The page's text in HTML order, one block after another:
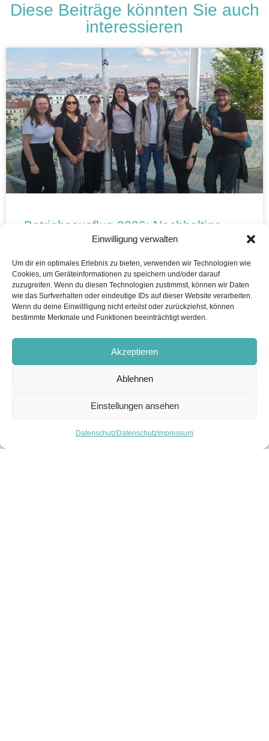
Einwilligung verwalten
Um dir ein optimales Erlebnis zu bieten, verwenden wir Technologien wie
Cookies, um Geräteinformationen zu speichern und/oder darauf
zuzugreifen. Wenn du diesen Technologien zustimmst, können wir Daten
wie das Surfverhalten oder eindeutige IDs auf dieser Website verarbeiten.
Wenn du deine Einwillligung nicht erteilst oder zurückziehst, können
bestimmte Merkmale und Funktionen beeinträchtigt werden.
Akzeptieren
Ablehnen
Einstellungen ansehen
DatenschutzDatenschutz Impressum
Diese Beiträge könnten Sie auch
interessieren
Betriebsausflug 2026: Nachhaltige
Schnitzeljagd durch Wien
„Wäre das ein Ruby-Hood-Move?“ 🌱💰 Diese Frage hat
sich unser
WEITERLESEN ...